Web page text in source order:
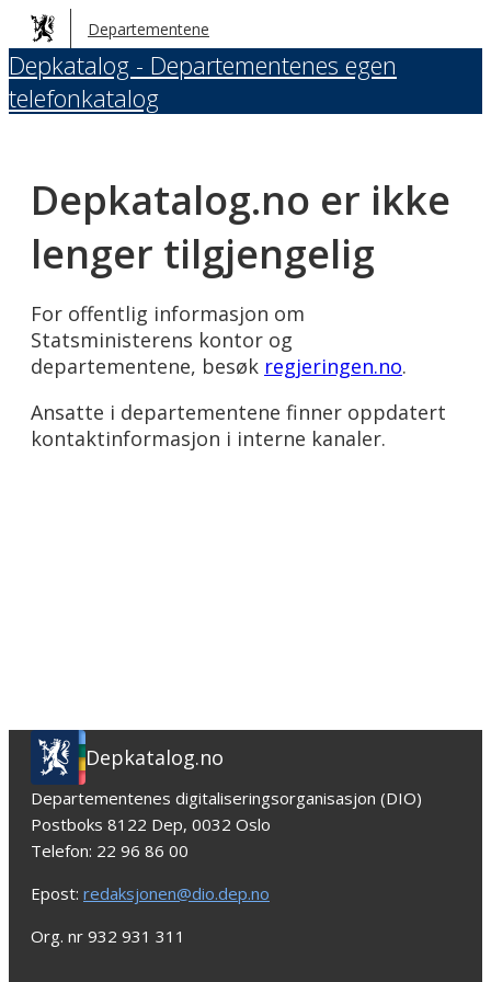
Hopp
til
hovedinnhold
Departementene
Depkatalog - Departementenes egen
telefonkatalog
Depkatalog.no er ikke
lenger tilgjengelig
For offentlig informasjon om
Statsministerens kontor og
departementene, besøk regjeringen.no.
Ansatte i departementene finner oppdatert
kontaktinformasjon i interne kanaler.
Depkatalog.no
Departementenes digitaliseringsorganisasjon (DIO)
Postboks 8122 Dep, 0032 Oslo
Telefon: 22 96 86 00
Epost: redaksjonen@dio.dep.no
Org. nr 932 931 311